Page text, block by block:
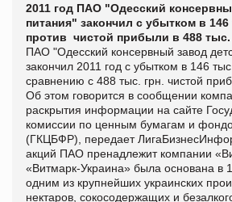
2011 год ПАО "Одесский
питания" закончил с убытком в
против чистой прибыли в 488 тыс.
ПАО "Одесский консервный завод
закончил 2011 год с убытком в 146
сравнению с 488 тыс. грн. чистой
Об этом говорится в сообщении
раскрытия информации на сайте
комиссии по ценным бумагам и
(ГКЦБФР), передает
акций ПАО пренадлежит компании
«Витмарк-Украина» была основана в
одним из крупнейших украинских
нектаров, сокосодержащих и